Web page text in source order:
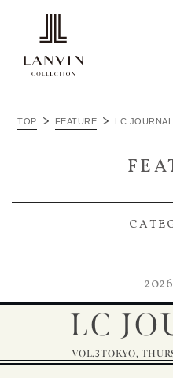
TOP FEATURE LC
ITEM
LC
LC
VOL.3TOKYO,